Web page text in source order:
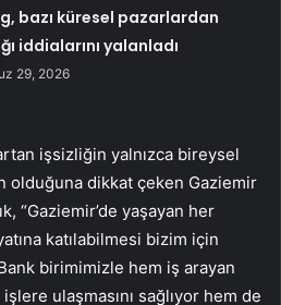
bazı küresel pazarlardan
iddialarını yalanladı
29, 2026
işsizliğin yalnızca bireysel
olduğuna dikkat çeken Gaziemir
“Gaziemir’de yaşayan her
katılabilmesi bizim için
birimimizle hem iş arayan
ulaşmasını sağlıyor hem de